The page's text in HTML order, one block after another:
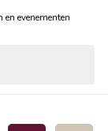
en evenementen